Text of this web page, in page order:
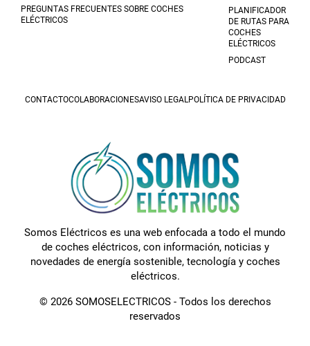
PREGUNTAS FRECUENTES SOBRE COCHES
ELÉCTRICOS
PLANIFICADOR
DE RUTAS PARA
COCHES
ELÉCTRICOS
PODCAST
CONTACTOCOLABORACIONESAVISO LEGALPOLÍTICA DE PRIVACIDAD
Somos Eléctricos es una web enfocada a todo el mundo
de coches eléctricos, con información, noticias y
novedades de energía sostenible, tecnología y coches
eléctricos.
© 2026 SOMOSELECTRICOS - Todos los derechos
reservados